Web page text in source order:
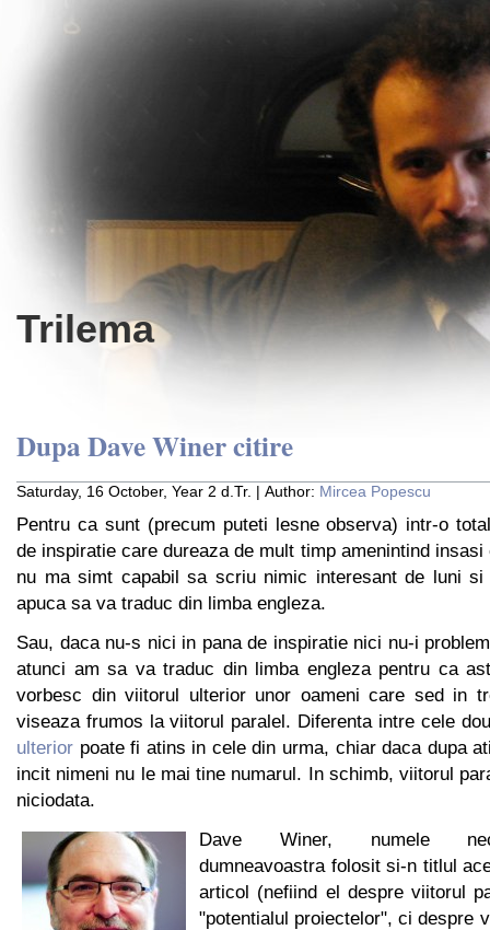
Trilema
Dupa Dave Winer citire
Saturday, 16 October, Year 2 d.Tr. | Author: Mircea Popescu
Pentru ca sunt (precum puteti lesne observa) intr-o
de inspiratie care dureaza de mult timp amenintind
nu ma simt capabil sa scriu nimic interesant de luni
apuca sa va traduc din limba engleza.
Sau, daca nu-s nici in pana de inspiratie nici nu-i
atunci am sa va traduc din limba engleza pentru ca
vorbesc din viitorul ulterior unor oameni care sed in
viseaza frumos la viitorul paralel. Diferenta intre cele
ulterior poate fi atins in cele din urma, chiar daca dupa
incit nimeni nu le mai tine numarul. In schimb, viitorul
niciodata.
Dave Winer, numele
dumneavoastra folosit si-n titlul
articol (nefiind el despre viitorul
"potentialul proiectelor", ci despre